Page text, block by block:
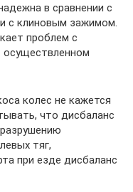
в сравнении с
с клиновым зажимом.
проблем с
осуществленном
колес не кажется
что дисбаланс
тяг,
при езде дисбаланс